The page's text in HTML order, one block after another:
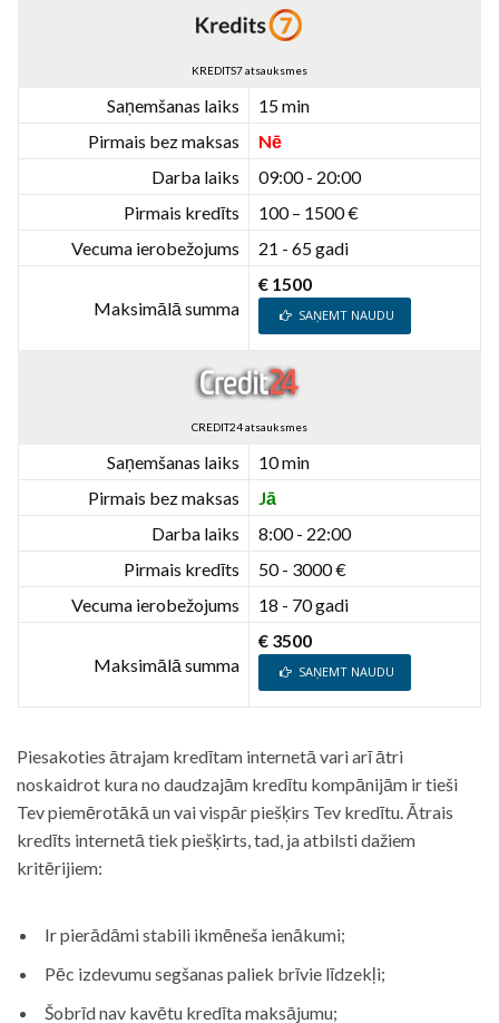
KREDITS7 atsauksmes
Saņemšanas laiks
15 min
Pirmais bez maksas
Nē
Darba laiks
09:00 - 20:00
Pirmais kredīts
100 – 1500 €
Vecuma ierobežojums
21 - 65 gadi
Maksimālā summa
€ 1500
SAŅEMT NAUDU
CREDIT24 atsauksmes
Saņemšanas laiks
10 min
Pirmais bez maksas
Jā
Darba laiks
8:00 - 22:00
Pirmais kredīts
50 - 3000 €
Vecuma ierobežojums
18 - 70 gadi
Maksimālā summa
€ 3500
SAŅEMT NAUDU
Piesakoties ātrajam kredītam internetā vari arī ātri
noskaidrot kura no daudzajām kredītu kompānijām ir tieši
Tev piemērotākā un vai vispār piešķirs Tev kredītu. Ātrais
kredīts internetā tiek piešķirts, tad, ja atbilsti dažiem
kritērijiem:
Ir pierādāmi stabili ikmēneša ienākumi;
Pēc izdevumu segšanas paliek brīvie līdzekļi;
Šobrīd nav kavētu kredīta maksājumu;